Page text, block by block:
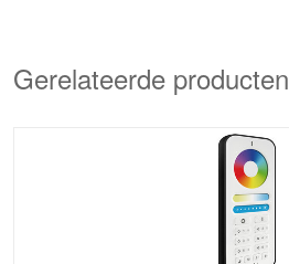
Gerelateerde producten